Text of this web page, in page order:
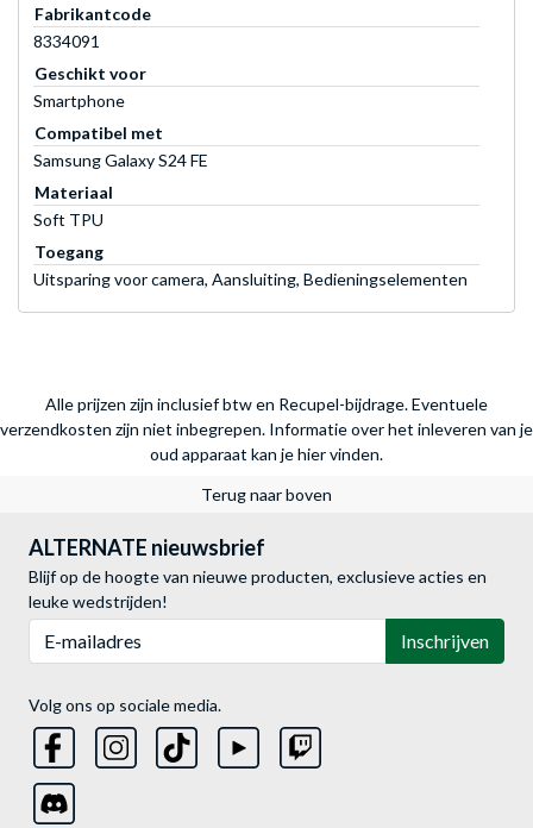
Fabrikantcode
8334091
Geschikt voor
Smartphone
Compatibel met
Samsung Galaxy S24 FE
Materiaal
Soft TPU
Toegang
Uitsparing voor camera, Aansluiting, Bedieningselementen
Alle prijzen zijn inclusief btw en Recupel-bijdrage. Eventuele
verzendkosten zijn niet inbegrepen. Informatie over het inleveren van je
oud apparaat kan je hier vinden.
Terug naar boven
ALTERNATE nieuwsbrief
Blijf op de hoogte van nieuwe producten, exclusieve acties en
leuke wedstrijden!
Inschrijven
Volg ons op sociale media.